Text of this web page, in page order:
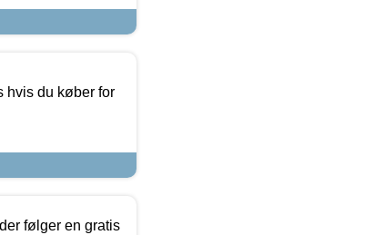
hvis du køber for
følger en gratis